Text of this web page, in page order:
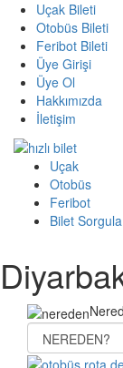
Uçak Bileti
Otobüs Bileti
Feribot Bileti
Üye Girişi
Üye Ol
Hakkımızda
İletişim
Uçak
Otobüs
Feribot
Bilet Sorgula